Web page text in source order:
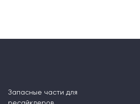
Запасные части для